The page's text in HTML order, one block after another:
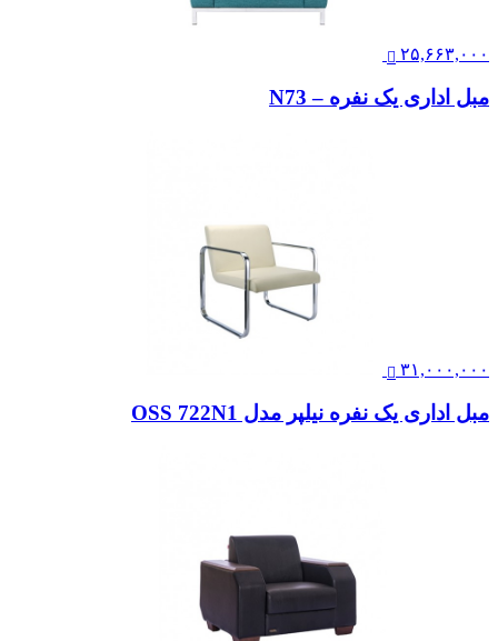
۲۵,۶۶۳,۰۰۰
مبل اداری یک نفره – N73
۳۱,۰۰۰,۰۰۰
مبل اداری یک نفره نیلپر مدل OSS 722N1